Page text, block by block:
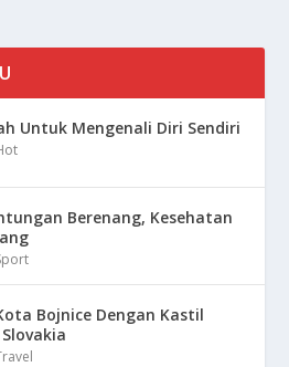
Untuk Mengenali Diri Sendiri
Berenang, Kesehatan
Bojnice Dengan Kastil